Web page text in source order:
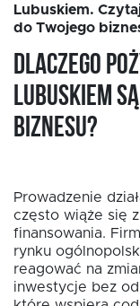
Kontakt
EN
Lubuskiem.
do Twojego
Dlaczego
Lubuskiem
biznesu?
Prowadzenie
często wiąże się
finansowania.
rynku
reagować na
inwestycje bez